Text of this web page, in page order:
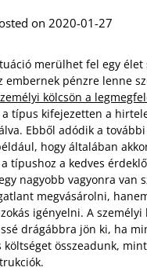
on 2020-01-27
merülhet fel egy élet
pénzre lenne
kölcsön a
a típus kifejezetten a
Ebből adódik a további
hogy általában
típushoz a kedves
nagyobb vagyonra van
megvásárolni,
igényelni. A személyi
drágábbra jön ki, ha
összeadunk,